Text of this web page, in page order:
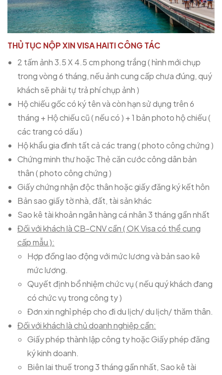
THỦ TỤC NỘP XIN VISA HAITI CÔNG TÁC
2 tấm ảnh 3.5 X 4.5 cm phong trắng ( hình mới chụp
trong vòng 6 tháng, nếu ảnh cung cấp chưa đúng, quý
khách sẽ phải tự trả phí chụp ảnh )
Hộ chiếu gốc có ký tên và còn hạn sử dụng trên 6
tháng + Hộ chiếu cũ ( nếu có ) + 1 bản photo hộ chiếu (
các trang có dấu )
Hộ khẩu gia đình tất cả các trang ( photo công chứng )
Chứng minh thư hoặc Thẻ căn cước công dân bản
thân ( photo công chứng )
Giấy chứng nhận độc thân hoặc giấy đăng ký kết hôn
Bản sao giấy tờ nhà, đất, tài sản khác
Sao kê tài khoản ngân hàng cá nhân 3 tháng gần nhất
Đối với khách là CB-CNV cần ( OK Visa có thể cung
cấp mẫu ):
Hợp đồng lao động với mức lương và bản sao kê
mức lương.
Quyết định bổ nhiệm chức vụ ( nếu quý khách đang
có chức vụ trong công ty )
Đơn xin nghỉ phép cho đi du lịch/ du lịch/ thăm thân.
Đối với khách là chủ doanh nghiệp cần:
Giấy phép thành lập công ty hoặc Giấy phép đăng
ký kinh doanh.
Biên lai thuế trong 3 tháng gần nhất, Sao kê tài